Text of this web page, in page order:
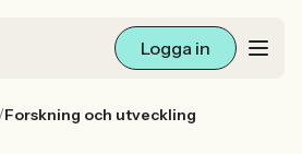
Logga in
/Forskning och utveckling